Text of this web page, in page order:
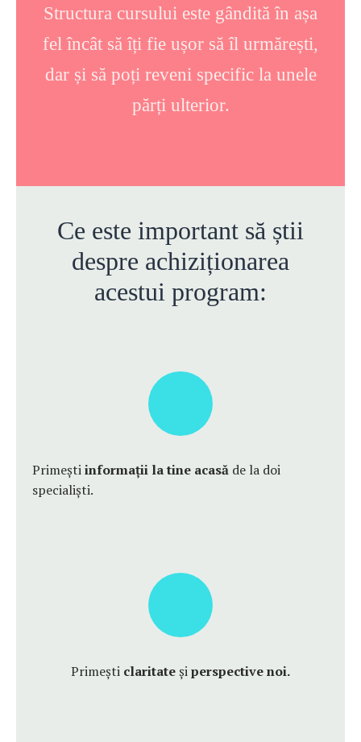
Structura cursului este gândită în așa
fel încât să îți fie ușor să îl urmărești,
dar și să poți reveni specific la unele
părți ulterior.
Ce este important să știi
despre achiziționarea
acestui program:
Primeștiinformații la tine acasă de la doi
specialiști.
Primești claritateșiperspective noi.